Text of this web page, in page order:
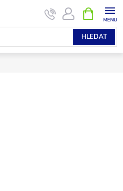
HLEDAT
NÁKUPNÍ
KOŠÍK